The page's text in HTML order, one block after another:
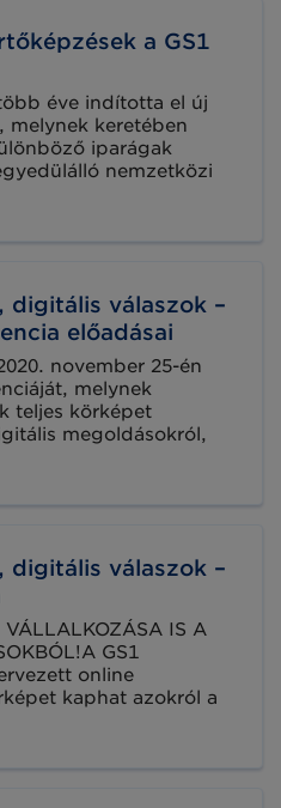
a GS1
éve indította el új
melynek keretében
iparágak
nemzetközi
szakmai ismeret,
rálátással és
most online vehet
digitális válaszok –
előadásai
november 25-én
melynek
teljes körképet
megoldásokról,
a versenyképesség
lehetnek napjainkban.
digitális válaszok –
IS A
GS1
online
kaphat azokról a
bevezetése már
lesz a vállalkozások